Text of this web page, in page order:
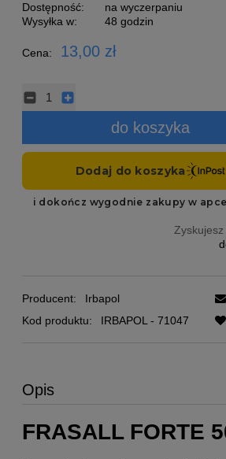
Dostępność:
na wyczerpaniu
Wysyłka w:
48 godzin
Cena: 13,00 zł
do koszyka
Zyskujesz
Producent:
Irbapol
Kod produktu:
IRBAPOL - 71047
Opis
FRASALL FORTE